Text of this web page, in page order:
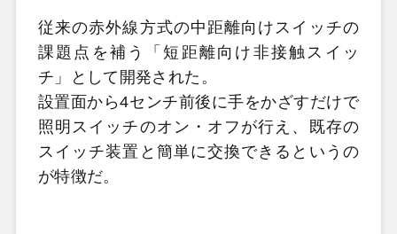
従来の赤外線方式の中距離向けスイッチの
課題点を補う「短距離向け非接触スイッ
チ」として開発された。
設置面から4センチ前後に手をかざすだけで
照明スイッチのオン・オフが行え、既存の
スイッチ装置と簡単に交換できるというの
が特徴だ。